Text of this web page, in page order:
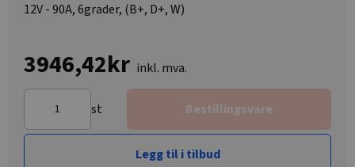
12V - 90A, 6grader, (B+, D+, W)
3946,42kr inkl. mva.
st Bestillingsvare
Legg til i tilbud